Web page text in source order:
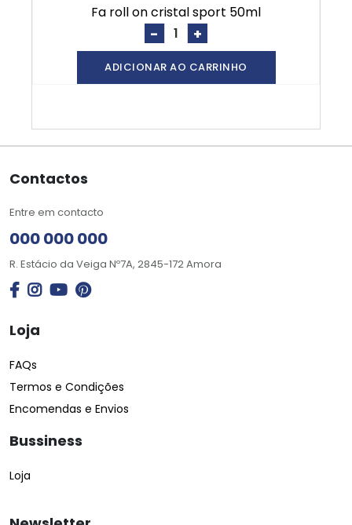
fa roll on cristal sport 50ml
- +
ADICIONAR AO CARRINHO
Contactos
Entre em contacto
000 000 000
R. Estácio da Veiga Nº7A, 2845-172 Amora
Loja
FAQs
Termos e Condições
Encomendas e Envios
Bussiness
Loja